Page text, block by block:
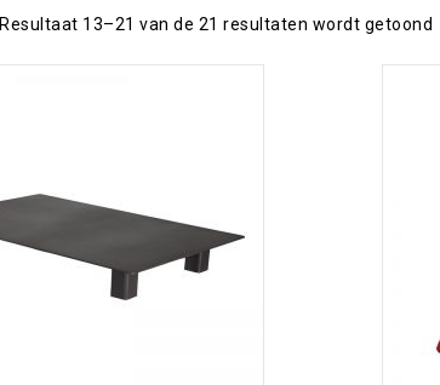
Resultaat 13–21 van de 21 resultaten wordt getoond